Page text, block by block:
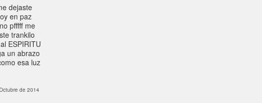
dejaste
en paz
pfffff me
trankilo
ESPIRITU
un abrazo
esa luz
de 2014